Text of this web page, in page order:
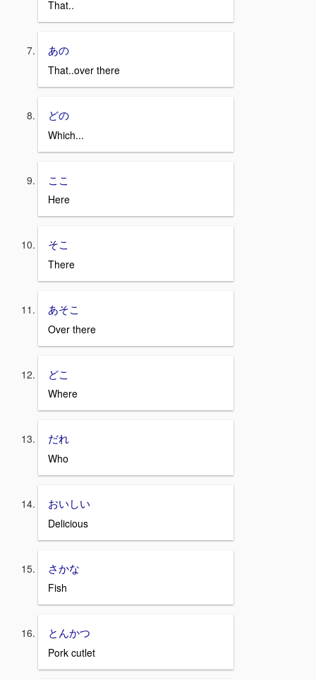
That..
あの
That..over there
どの
Which...
ここ
Here
そこ
There
あそこ
Over there
どこ
Where
だれ
Who
おいしい
Delicious
さかな
Fish
とんかつ
Pork cutlet